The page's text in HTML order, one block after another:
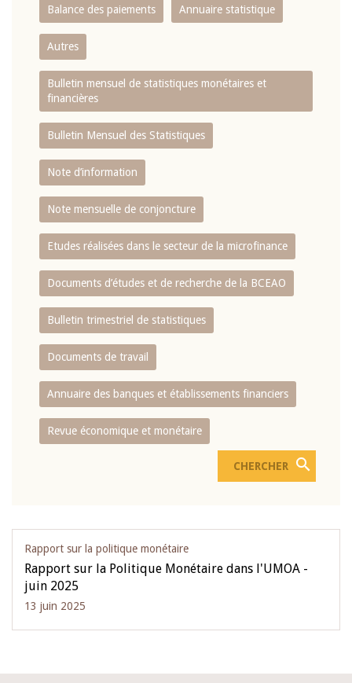
Balance des paiements Annuaire statistique
Autres
Bulletin mensuel de statistiques monétaires et
financières
Bulletin Mensuel des Statistiques
Note d’information
Note mensuelle de conjoncture
Etudes réalisées dans le secteur de la microfinance
Documents d’études et de recherche de la BCEAO
Bulletin trimestriel de statistiques
Documents de travail
Annuaire des banques et établissements financiers
Revue économique et monétaire
Rapport sur la politique monétaire
Rapport sur la Politique Monétaire dans l'UMOA -
juin 2025
13 juin 2025